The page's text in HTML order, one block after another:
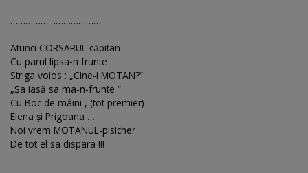
……………………………….
Atunci CORSARUL căpitan
Cu parul lipsa-n frunte
Striga voios : „Cine-i MOTAN?”
„Sa iasă sa ma-n-frunte ”
Cu Boc de mâini , (tot premier)
Elena şi Prigoana …
Noi vrem MOTANUL-pisicher
De tot el sa dispara !!!